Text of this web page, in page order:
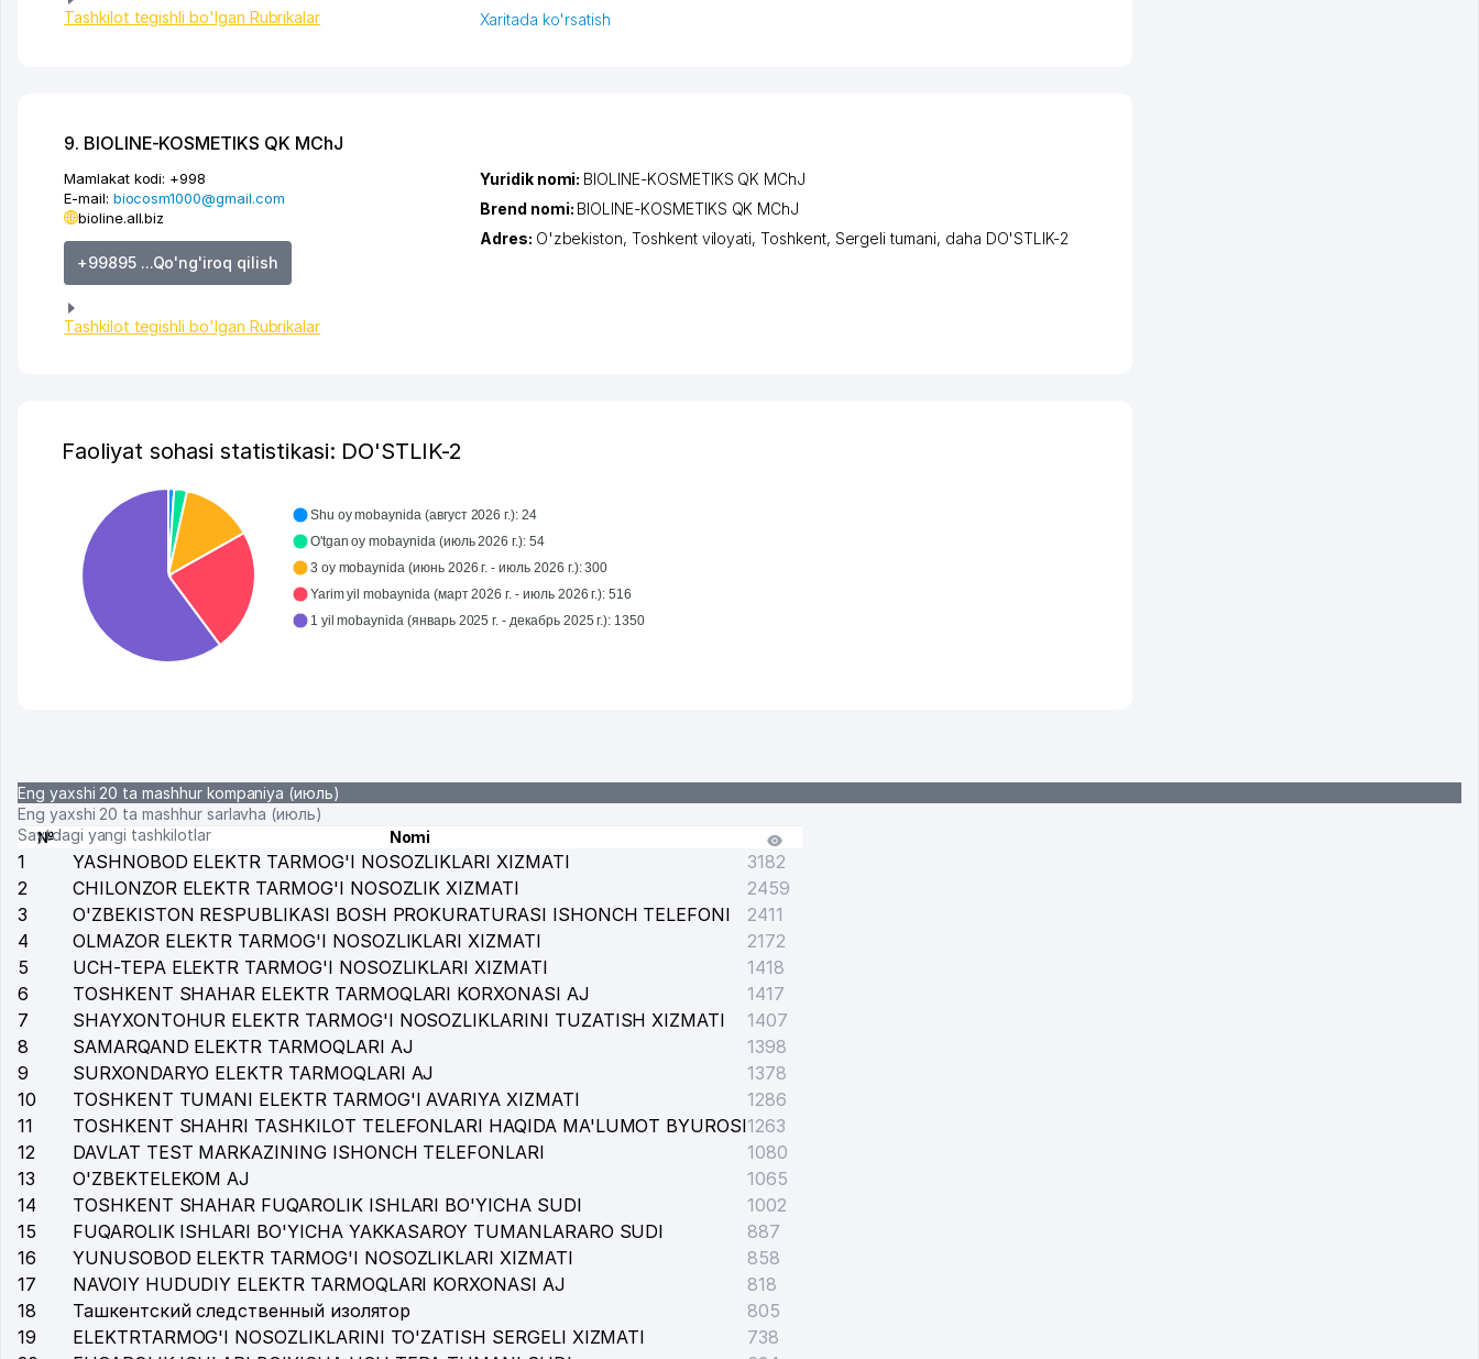
Tashkilot tegishli bo'lgan Rubrikalar
Xaritada ko'rsatish
9. BIOLINE-KOSMETIKS QK MChJ
Mamlakat kodi: +998
E-mail: biocosm1000@gmail.com
bioline.all.biz
+99895 ...Qo'ng'iroq qilish
Tashkilot tegishli bo'lgan Rubrikalar
Yuridik nomi: BIOLINE-KOSMETIKS QK MChJ
Brend nomi: BIOLINE-KOSMETIKS QK MChJ
Adres: O'zbekiston,Toshkent viloyati,Toshkent, Sergeli tumani, daha DO'STLIK-2
Faoliyat sohasi statistikasi: DO'STLIK-2
Shu oy mobaynida (август 2026 г.): 24
O'tgan oy mobaynida (июль 2026 г.): 54
3 oy mobaynida (июнь 2026 г. - июль 2026 г.): 300
Yarim yil mobaynida (март 2026 г. - июль 2026 г.): 516
1 yil mobaynida (январь 2025 г. - декабрь 2025 г.): 1350
Eng yaxshi 20 ta mashhur kompaniya (июль)
Eng yaxshi 20 ta mashhur sarlavha (июль)
Saytdagi yangi tashkilotlar
№ Nomi
1 YASHNOBOD ELEKTR TARMOG'I NOSOZLIKLARI XIZMATI
3182
2
CHILONZOR ELEKTR TARMOG'I NOSOZLIK XIZMATI
2459
3
O'ZBEKISTON RESPUBLIKASI BOSH PROKURATURASI ISHONCH TELEFONI
2411
4
OLMAZOR ELEKTR TARMOG'I NOSOZLIKLARI XIZMATI
2172
5
UCH-TEPA ELEKTR TARMOG'I NOSOZLIKLARI XIZMATI
1418
6
TOSHKENT SHAHAR ELEKTR TARMOQLARI KORXONASI AJ
1417
7
SHAYXONTOHUR ELEKTR TARMOG'I NOSOZLIKLARINI TUZATISH XIZMATI
1407
8
SAMARQAND ELEKTR TARMOQLARI AJ
1398
9
SURXONDARYO ELEKTR TARMOQLARI AJ
1378
10
TOSHKENT TUMANI ELEKTR TARMOG'I AVARIYA XIZMATI
1286
11
TOSHKENT SHAHRI TASHKILOT TELEFONLARI HAQIDA MA'LUMOT BYUROSI1263
12
DAVLAT TEST MARKAZINING ISHONCH TELEFONLARI
1080
13
O'ZBEKTELEKOM AJ
1065
14
TOSHKENT SHAHAR FUQAROLIK ISHLARI BO'YICHA SUDI
1002
15
FUQAROLIK ISHLARI BO'YICHA YAKKASAROY TUMANLARARO SUDI
887
16
YUNUSOBOD ELEKTR TARMOG'I NOSOZLIKLARI XIZMATI
858
17
NAVOIY HUDUDIY ELEKTR TARMOQLARI KORXONASI AJ
818
18
Ташкентский следственный изолятор
805
19
ELEKTRTARMOG'I NOSOZLIKLARINI TO'ZATISH SERGELI XIZMATI
738